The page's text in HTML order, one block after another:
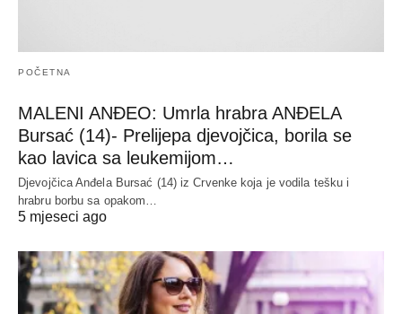
POČETNA
MALENI ANĐEO: Umrla hrabra ANĐELA
Bursać (14)- Prelijepa djevojčica, borila se
kao lavica sa leukemijom…
Djevojčica Anđela Bursać (14) iz Crvenke koja je vodila tešku i
hrabru borbu sa opakom…
5 mjeseci ago